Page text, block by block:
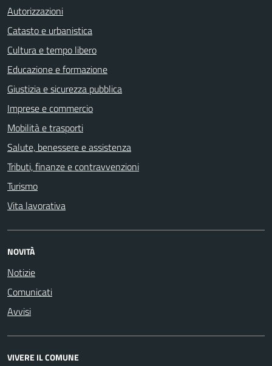
Autorizzazioni
Catasto e urbanistica
Cultura e tempo libero
Educazione e formazione
Giustizia e sicurezza pubblica
Imprese e commercio
Mobilità e trasporti
Salute, benessere e assistenza
Tributi, finanze e contravvenzioni
Turismo
Vita lavorativa
NOVITÀ
Notizie
Comunicati
Avvisi
VIVERE IL COMUNE